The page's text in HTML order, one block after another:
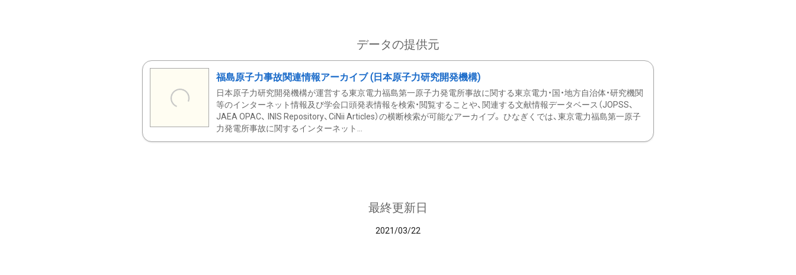
データの提供元
福島原子力事故関連情報アーカイブ (日本原子力研究開発機構)
日本原子力研究開発機構が運営する東京電力福島第一原子力発電所事故に関する東京電力・国・地方自治体・研究機関
等のインターネット情報及び学会口頭発表情報を検索・閲覧することや、関連する文献情報データベース（JOPSS、
JAEA OPAC、 INIS Repository、CiNii Articles）の横断検索が可能なアーカイブ。 ひなぎくでは、東京電力福島第一原子
力発電所事故に関するインターネット...
最終更新日
2021/03/22